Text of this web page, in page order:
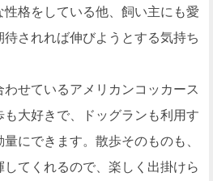
格をしている他、飼い主にも愛
されれば伸びようとする気持ち
せているアメリカンコッカース
大好きで、ドッグランも利用す
にできます。散歩そのものも、
てくれるので、楽しく出掛けら